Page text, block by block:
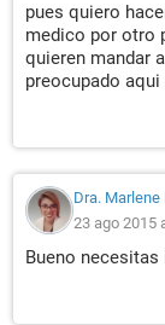
pues quiero
medico por otro
quieren mandar
preocupado
Dra.
23 ago 2015
Bueno